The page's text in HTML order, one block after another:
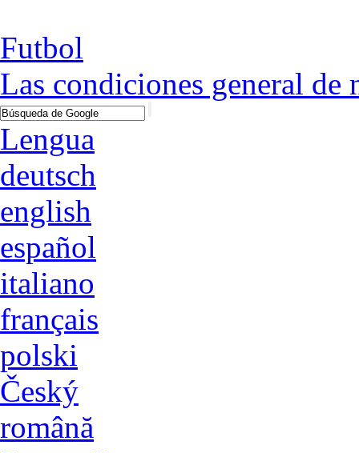
Futbol
Las condiciones general de
Lengua
deutsch
english